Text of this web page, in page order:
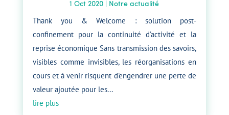
1 Oct 2020 Notre actualité
Thank you & Welcome : solution post-
confinement pour la continuité d’activité et la
reprise économique Sans transmission des savoirs,
visibles comme invisibles, les réorganisations en
cours et à venir risquent d'engendrer une perte de
valeur ajoutée pour les...
lire plus